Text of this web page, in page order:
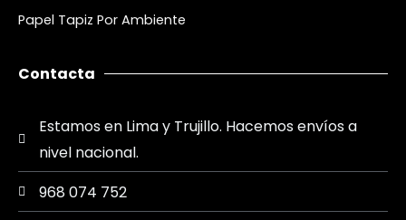
Papel Tapiz Por Ambiente
Contacta
Estamos en Lima y Trujillo. Hacemos envíos a
nivel nacional.
968 074 752